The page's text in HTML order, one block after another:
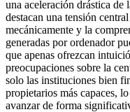
una aceleración drástica de
destacan una tensión
mecánicamente y la
generadas por ordenador
que apenas ofrezcan
preocupaciones sobre la
solo las instituciones bien
propietarios más capaces,
avanzar de forma